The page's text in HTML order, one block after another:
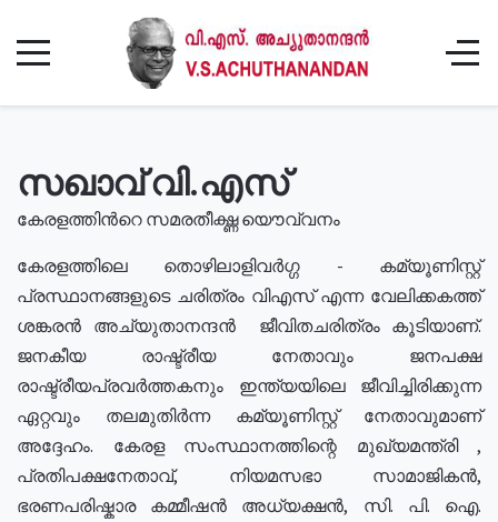
സഖാവ് വി.എസ്
കേരളത്തിൻറെ സമരതീക്ഷ്ണ യൌവ്വനം
കേരളത്തിലെ തൊഴിലാളിവർഗ്ഗ - കമ്യൂണിസ്റ്റ്
പ്രസ്ഥാനങ്ങളുടെ ചരിത്രം വിഎസ് എന്ന വേലിക്കകത്ത്
ശങ്കരൻ അച്യുതാനന്ദൻ ജീവിതചരിത്രം കൂടിയാണ്.
ജനകീയ രാഷ്ട്രീയ നേതാവും ജനപക്ഷ
രാഷ്ട്രീയപ്രവർത്തകനും ഇന്ത്യയിലെ ജീവിച്ചിരിക്കുന്ന
ഏറ്റവും തലമുതിർന്ന കമ്യൂണിസ്റ്റ് നേതാവുമാണ്
അദ്ദേഹം. കേരള സംസ്ഥാനത്തിന്റെ മുഖ്യമന്ത്രി ,
പ്രതിപക്ഷനേതാവ്, നിയമസഭാ സാമാജികൻ,
ഭരണപരിഷ്കാര കമ്മീഷൻ അധ്യക്ഷൻ, സി. പി. ഐ.